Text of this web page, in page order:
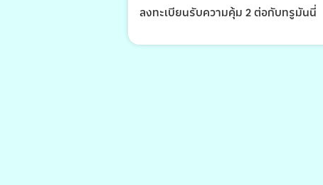
ลงทะเบียนรับความคุ้ม 2 ต่อกับทรูมันนี่